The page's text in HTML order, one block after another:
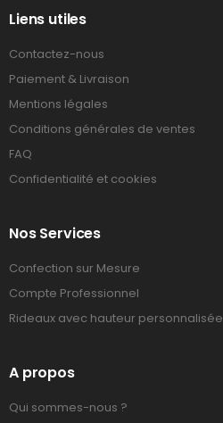
Liens utiles
Contactez-nous
Paiement & Livraison
Mentions légales
Conditions générales de ventes
FAQ
Confidentialité et cookies
Nos Services
Confection sur Mesure
Compte Professionnel
Rideaux avec hauteur personnalisée
A propos
Qui sommes-nous ?